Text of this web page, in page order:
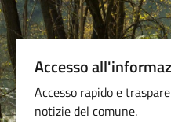
Accesso
Accesso rapido e
notizie del comune.